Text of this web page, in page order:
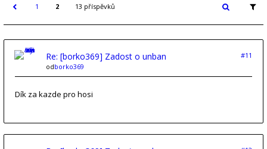
1 2 13 příspěvků
Re: [borko369] Zadost o unban
#11
odborko369
Dík za kazde pro hosi